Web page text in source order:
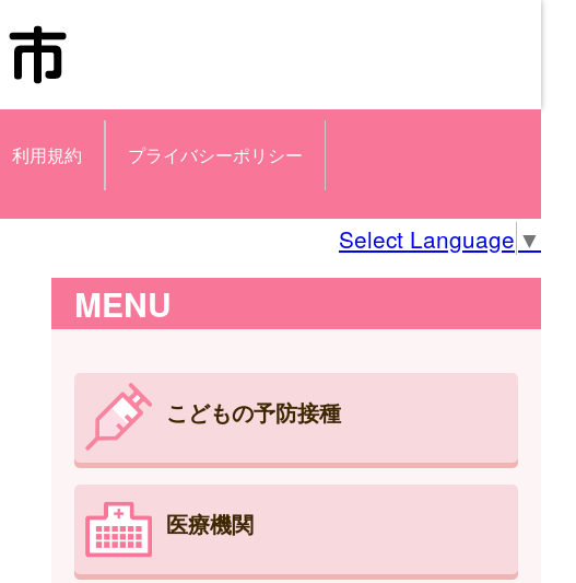
利用規約 プライバシーポリシー
Select Language ▼
MENU
こどもの予防接種
医療機関